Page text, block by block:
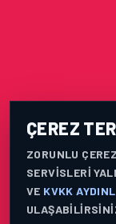
ÇEREZ
ZORUNLU
SERVISLERI
VE KVKK